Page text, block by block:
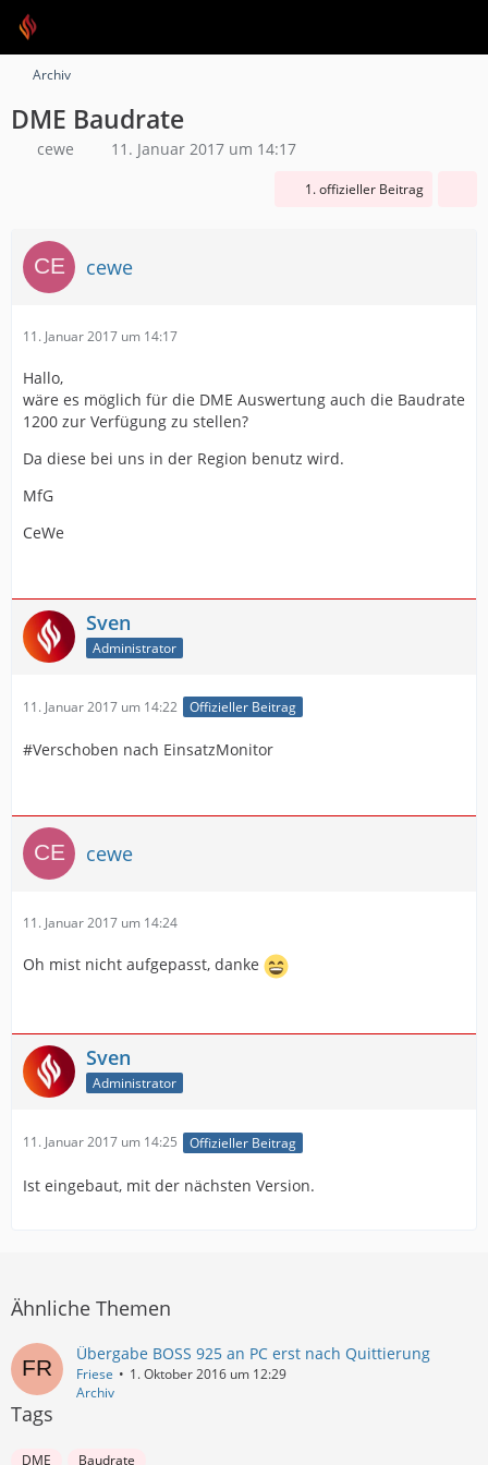
Archiv
DME Baudrate
cewe 11. Januar 2017 um 14:17
1. offizieller Beitrag
cewe
11. Januar 2017 um 14:17
Hallo,
wäre es möglich für die DME Auswertung auch die Baudrate
1200 zur Verfügung zu stellen?
Da diese bei uns in der Region benutz wird.
MfG
CeWe
Sven
Administrator
11. Januar 2017 um 14:22 Offizieller Beitrag
#Verschoben nach EinsatzMonitor
cewe
11. Januar 2017 um 14:24
Oh mist nicht aufgepasst, danke
Sven
Administrator
11. Januar 2017 um 14:25 Offizieller Beitrag
Ist eingebaut, mit der nächsten Version.
Ähnliche Themen
Übergabe BOSS 925 an PC erst nach Quittierung
Friese
1. Oktober 2016 um 12:29
Archiv
Tags
DME Baudrate